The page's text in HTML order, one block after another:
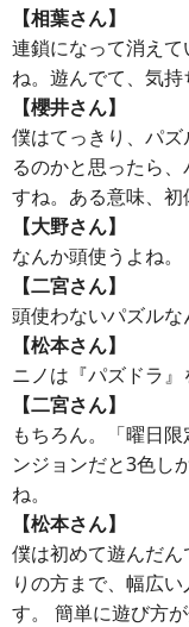
【相葉さん】
連鎖になって消え
ね。遊んでて、気持
【櫻井さん】
僕はてっきり、パズ
るのかと思ったら
すね。ある意味、初
【大野さん】
なんか頭使うよね。
【二宮さん】
頭使わないパズルな
【松本さん】
ニノは『パズドラ
【二宮さん】
もちろん。「曜日
ンジョンだと3色し
ね。
【松本さん】
僕は初めて遊んだ
りの方まで、幅広
す。 簡単に遊び方